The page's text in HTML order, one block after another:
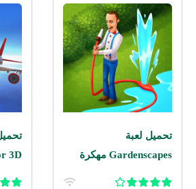
تحميل لعبة
Gardenscapes مهكرة